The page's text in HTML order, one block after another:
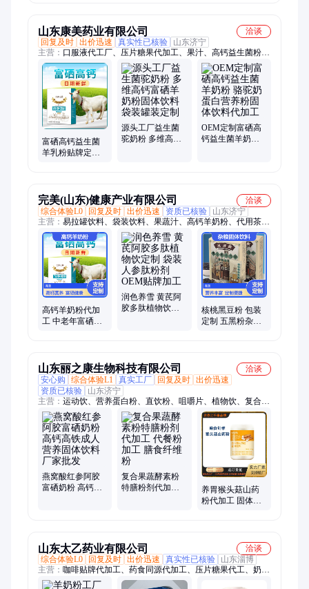
山东康美药业有限公司
洽谈
回复及时 出价迅速 真实性已核验
山东济宁
主营： 口服液代工厂、压片糖果代加工、果汁、高钙益生菌粉、
果蔬汁、酵素口服液、胶原蛋白肽口服液、玻尿酸口服液、透明
质酸钠口服液、男性口服液、女性口服液、蓝莓叶黄素口服液、
袋装口服液、瓶装口服液、罐装饮料、瓶装饮料、西梅汁、沙棘
原浆、刺梨汁、枸杞汁、凉茶饮料、一整根人参水、饮料代工
厂、功能性饮料代加工、固体饮料代加工、吸嘴袋饮料
富硒高钙益生菌
羊乳粉贴牌定制
源头工厂益生菌
驼奶粉 多维高钙
OEM定制富硒高
钙益生菌羊奶粉
完美(山东)健康产业有限公司
洽谈
综合体验L0
回复及时 出价迅速 资质已核验
山东济宁
主营： 易拉罐饮料、袋装饮料、果蔬汁、高钙羊奶粉、代用茶、
私护凝胶、粉剂、片剂、颗粒剂、口服液饮品、玻璃瓶饮料、塑
料瓶饮料
高钙羊奶粉代加
工 中老年富硒山
润色养雪 黄芪阿
胶多肽植物饮定
核桃黑豆粉 包装
定制 五黑粉杂粮
山东丽之康生物科技有限公司
洽谈
安心购
综合体验L1 真实工厂 回复及时 出价迅速
资质已核验
山东济宁
主营： 运动饮、营养蛋白粉、直饮粉、咀嚼片、植物饮、复合
粉、营养液、果蔬片、营养粉、维生素、药食同源丸剂、壳寡
糖、酵素液、大豆肽、灵杞酒、特膳粉、酵素粉、孕妇及乳母、
牡蛎肽、氨基酸、复合饮品、蔬果饮料、袋装饮料、发酵饮料
燕窝酸红参阿胶
富硒奶粉 高钙高
复合果蔬酵素粉
特膳粉剂代加工
养胃猴头菇山药
粉代加工 固体冲
山东太乙药业有限公司
洽谈
综合体验L0
回复及时 出价迅速 真实性已核验
山东淄博
主营： 咖啡贴牌代加工、药食同源代加工、压片糖果代工、奶粉
贴牌、压片糖果oem贴牌代加工、片剂代加工、固体饮料代加